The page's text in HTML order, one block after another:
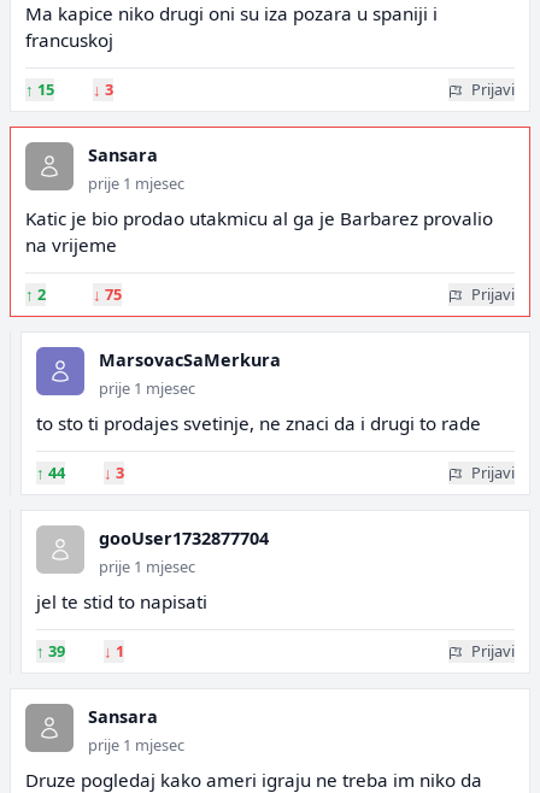
Ma kapice niko drugi oni su iza pozara u spaniji i
francuskoj
↑ 15 ↓ 3 Prijavi
Sansara
prije 1 mjesec
Katic je bio prodao utakmicu al ga je Barbarez provalio
na vrijeme
↑ 2 ↓ 75 Prijavi
MarsovacSaMerkura
prije 1 mjesec
to sto ti prodajes svetinje, ne znaci da i drugi to rade
↑ 44 ↓ 3 Prijavi
gooUser1732877704
prije 1 mjesec
jel te stid to napisati
↑ 39 ↓ 1 Prijavi
Sansara
prije 1 mjesec
Druze pogledaj kako ameri igraju ne treba im niko da